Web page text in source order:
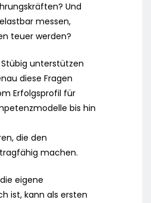
Und
messen,
teuer werden?
unterstützen
diese Fragen
Erfolgsprofil für
bis hin
die den
machen.
eigene
ist, kann als ersten